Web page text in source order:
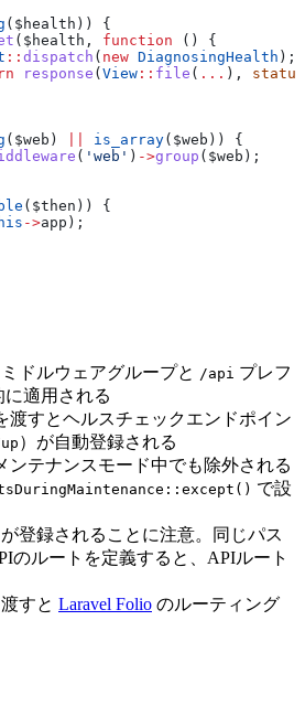
( $health )) {
( $health , function () {
:: dispatch ( new DiagnosingHealth );
response ( View :: file ( ... ), status
( $web ) is_array( $web )) {
( 'web' ) ->group ( $web );
( $then )) {
->app );
ミドルウェアグループと /api プレフ
に適用される
渡すとヘルスチェックエンドポイン
）が自動登録される
ンテナンスモード中でも除外される
で設
が登録されることに注意。同じパス
のルートを定義すると、APIルート
すと Laravel Folio のルーティング